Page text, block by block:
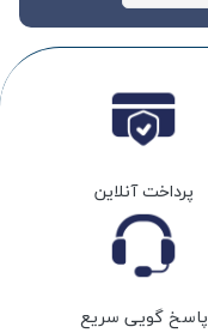
پرداخت آنلاین
پاسخ گویی سریع